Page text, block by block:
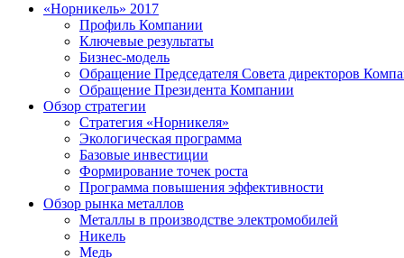
«Норникель» 2017
Профиль Компании
Ключевые результаты
Бизнес-модель
Обращение Председателя Совета директоров
Обращение Президента Компании
Обзор стратегии
Стратегия «Норникеля»
Экологическая программа
Базовые инвестиции
Формирование точек роста
Программа повышения эффективности
Обзор рынка металлов
Металлы в производстве электромобилей
Никель
Медь